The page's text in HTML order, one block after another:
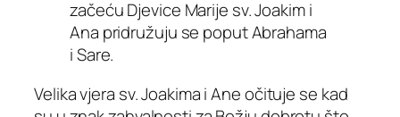
začeću Djevice Marije sv. Joakim i
Ana pridružuju se poput Abrahama
i Sare.
Velika vjera sv. Joakima i Ane očituje se kad